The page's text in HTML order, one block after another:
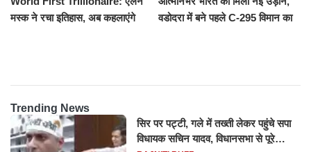
मस्क ने रचा इतिहास, अब कहलाएंगे
वडोदरा में बने पहले C-295 विमान का
Trending News
सिर पर पट्टी, गले में तख्ती लेकर पहुंचे सपा
विधायक सचिन यादव, विधानसभा से पूरे